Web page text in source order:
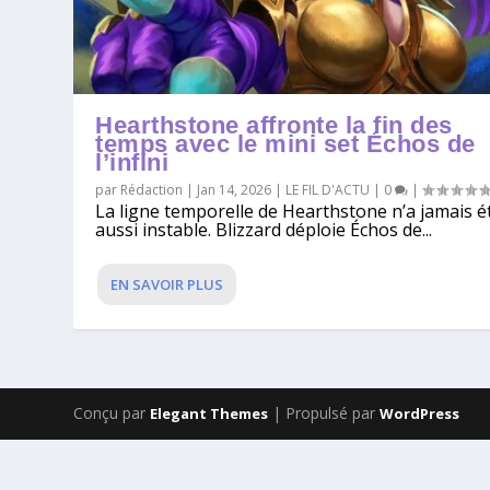
Hearthstone affronte la fin des
temps avec le mini set Échos de
l’infini
par Rédaction | Jan 14, 2026 | LE FIL D'ACTU | 0 |
La ligne temporelle de Hearthstone n’a jamais
aussi instable. Blizzard déploie Échos de...
EN SAVOIR PLUS
Conçu par Elegant Themes | Propulsé parWordPress